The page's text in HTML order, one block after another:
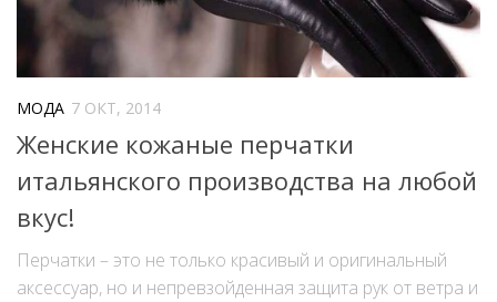
МОДА 7 ОКТ, 2014
Женские кожаные перчатки
итальянского производства на любой
вкус!
Перчатки – это не только красивый и оригинальный
аксессуар, но и непревзойденная защита рук от ветра и